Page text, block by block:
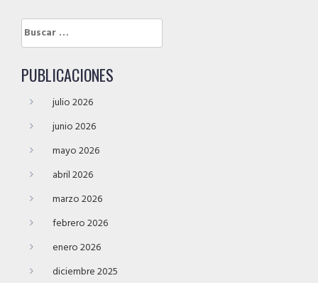
Buscar:
PUBLICACIONES
julio 2026
junio 2026
mayo 2026
abril 2026
marzo 2026
febrero 2026
enero 2026
diciembre 2025